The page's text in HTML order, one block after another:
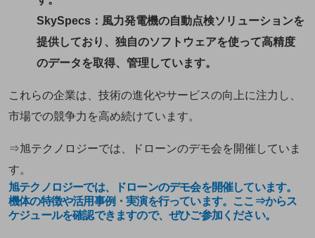
SkySpecs ：風力発電機の自動点検ソリューションを
提供しており、独自のソフトウェアを使って高精度
のデータを取得、管理しています。
これらの企業は、技術の進化やサービスの向上に注力し、
市場での競争力を高め続けています。
⇒旭テクノロジーでは、ドローンのデモ会を開催していま
す。
旭テクノロジーでは、ドローンのデモ会を開催しています。
機体の特徴や活用事例・実演を行っています。ここ⇒からス
ケジュールを確認できますので、ぜひご参加ください。